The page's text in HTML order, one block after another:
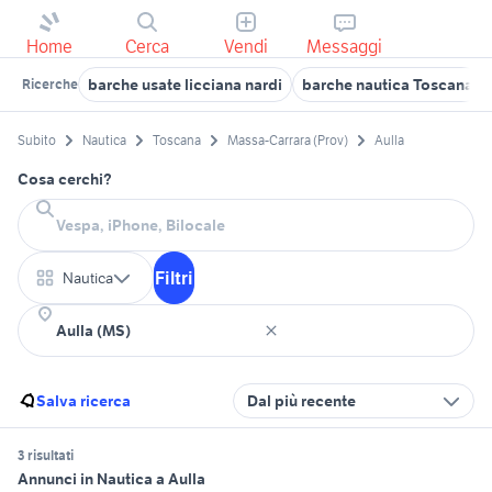
Home Cerca Vendi Messaggi
Ricerche barche usate licciana nardi barche nautica Toscana
Subito Nautica Toscana Massa-Carrara (Prov) Aulla
Cosa cerchi?
Nautica Filtri
Salva ricerca Dal più recente
3 risultati
Annunci in Nautica a Aulla